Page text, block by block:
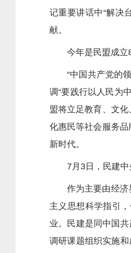
记重要讲话中“解决
献。
今年是民盟成立85
“中国共产党的领
调“要践行以人民为
盟将立足教育、文
化惠民等社会服务
新时代。
7月3日，民建中央
作为主要由经济界
主义思想科学指引
业。民建是同中国
调研课题组织实施